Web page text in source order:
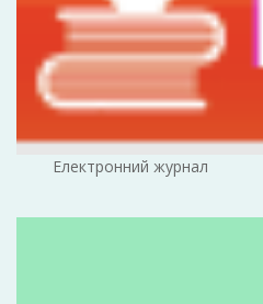
Електронний журнал